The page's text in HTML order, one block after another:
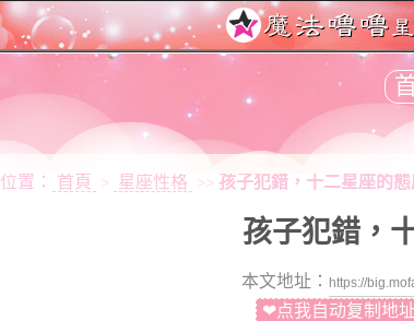
位置： 首頁 > 星座性格 >> 孩子犯錯，十二星座的態
孩子犯錯，
本文地址：
❤点我自动复制地